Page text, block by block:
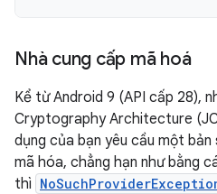
Nhà cung cấp mã hoá
Kể từ Android 9 (API cấp 28),
Cryptography Architecture
dụng của bạn yêu cầu một
mã hóa, chẳng hạn như bằng
thì